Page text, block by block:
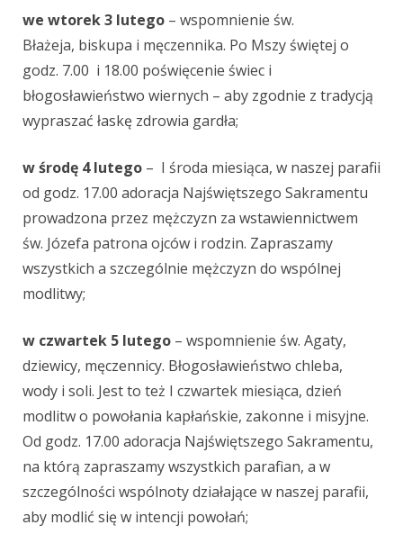
we wtorek 3 lutego – wspomnienie św.
Błażeja, biskupa i męczennika. Po Mszy świętej o
godz. 7.00 i 18.00 poświęcenie świec i
błogosławieństwo wiernych – aby zgodnie z tradycją
wypraszać łaskę zdrowia gardła;
w środę 4 lutego – I środa miesiąca, w naszej parafii
od godz. 17.00 adoracja Najświętszego Sakramentu
prowadzona przez mężczyzn za wstawiennictwem
św. Józefa patrona ojców i rodzin. Zapraszamy
wszystkich a szczególnie mężczyzn do wspólnej
modlitwy;
w czwartek 5 lutego – wspomnienie św. Agaty,
dziewicy, męczennicy. Błogosławieństwo chleba,
wody i soli. Jest to też I czwartek miesiąca, dzień
modlitw o powołania kapłańskie, zakonne i misyjne.
Od godz. 17.00 adoracja Najświętszego Sakramentu,
na którą zapraszamy wszystkich parafian, a w
szczególności wspólnoty działające w naszej parafii,
aby modlić się w intencji powołań;